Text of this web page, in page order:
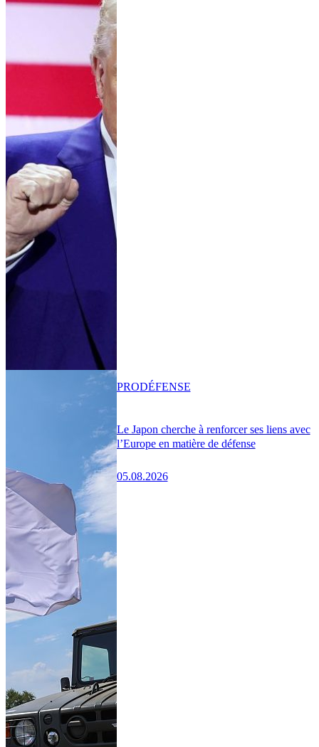
Le Japon cherche à renforcer ses liens avec
l’Europe en matière de défense
05.08.2026
PRODÉFENSE